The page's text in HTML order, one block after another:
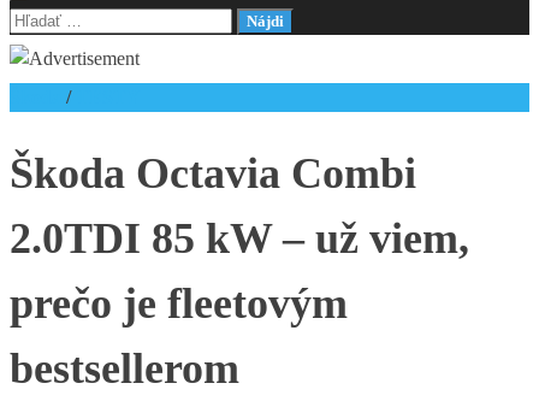
Hľadať:
/
Škoda Octavia Combi
2.0TDI 85 kW – už viem,
prečo je fleetovým
bestsellerom